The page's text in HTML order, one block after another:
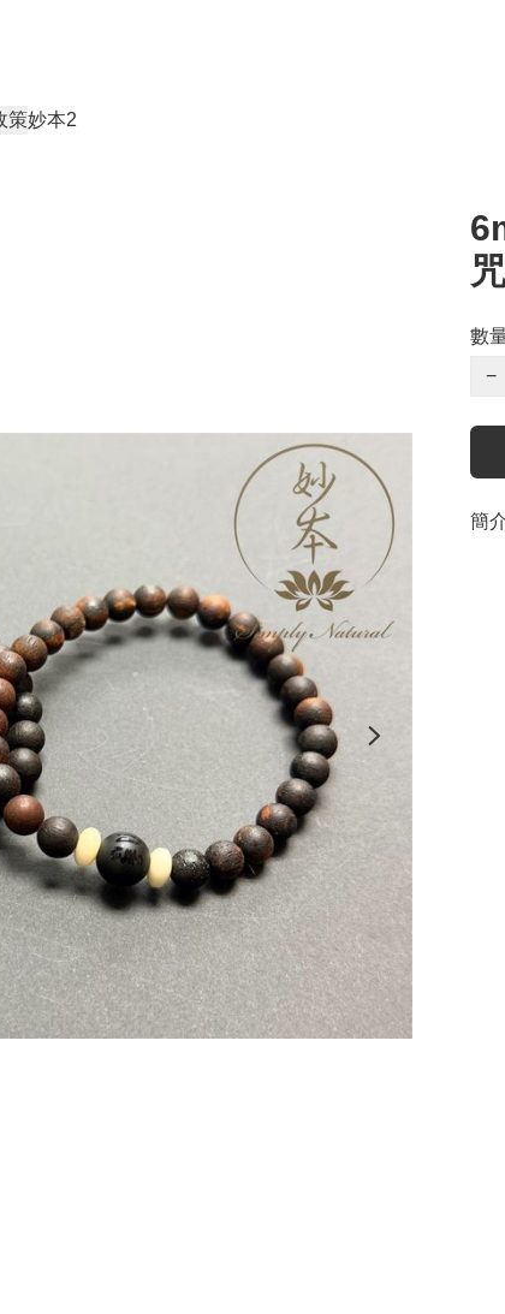
策妙本2
數
−
簡